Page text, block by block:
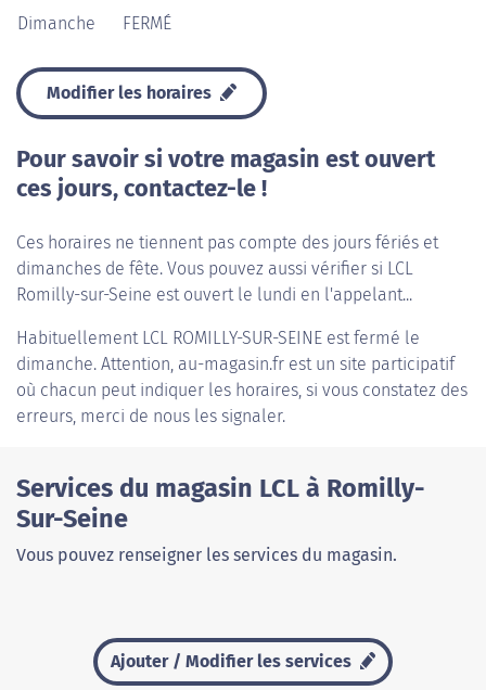
Dimanche
FERMÉ
Modifier les horaires
Pour savoir si votre magasin est ouvert
ces jours, contactez-le !
Ces horaires ne tiennent pas compte des jours fériés et
dimanches de fête. Vous pouvez aussi vérifier si LCL
Romilly-sur-Seine est ouvert le lundi en l'appelant...
Habituellement LCL ROMILLY-SUR-SEINE est fermé le
dimanche. Attention, au-magasin.fr est un site participatif
où chacun peut indiquer les horaires, si vous constatez des
erreurs, merci de nous les signaler.
Services du magasin LCL à Romilly-
Sur-Seine
Vous pouvez renseigner les services du magasin.
Ajouter / Modifier les services